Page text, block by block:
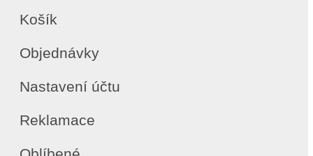
Košík
Objednávky
Nastavení účtu
Reklamace